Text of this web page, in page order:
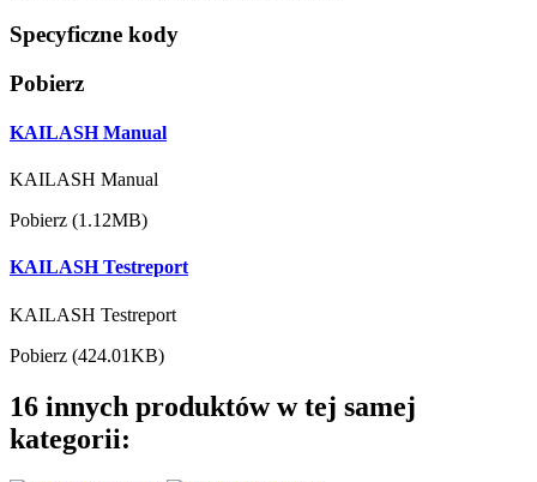
Specyficzne kody
Pobierz
KAILASH Manual
KAILASH Manual
Pobierz (1.12MB)
KAILASH Testreport
KAILASH Testreport
Pobierz (424.01KB)
16 innych produktów w tej samej
kategorii: